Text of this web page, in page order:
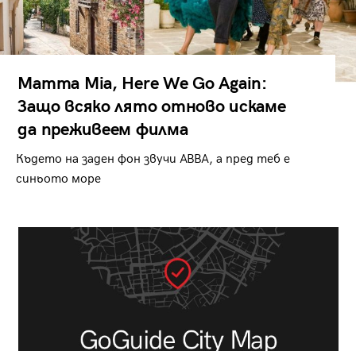
Mamma Mia, Here We Go Again:
Защо всяко лято отново искаме
да преживеем филма
Където на заден фон звучи ABBA, а пред теб е
синьото море